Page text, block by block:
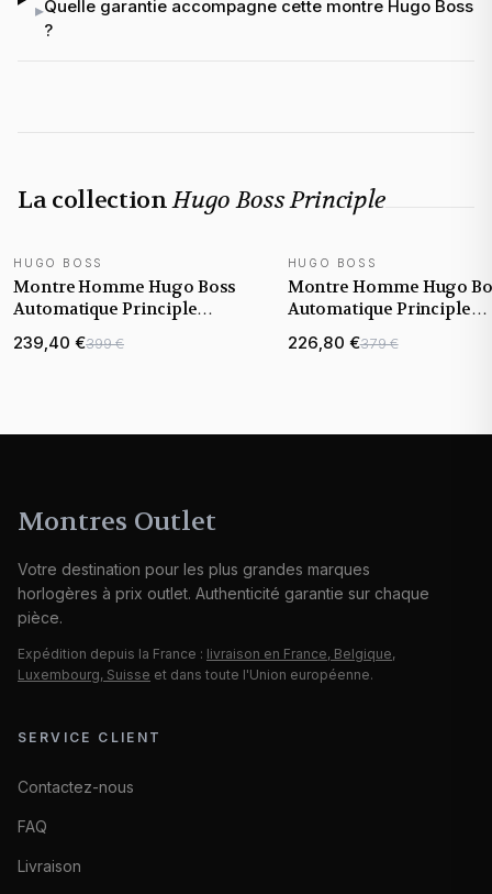
▸Quelle garantie accompagne cette montre Hugo Boss
?
La collectionHugo Boss Principle
NOUVEAUTÉ
HUGO BOSS
Montre Homme Hugo Boss
Automatique Principle
bracelet maille milanaise
239,40 €399 €
NOUVEAUTÉ
HUGO BOSS
Montre Homme Hugo
Automatique Principle
bracelet maillons acier
226,80 €379 €
Montres Outlet
Votre destination pour les plus grandes marques
horlogères à prix outlet. Authenticité garantie sur chaque
pièce.
Expédition depuis la France : livraison en France, Belgique,
Luxembourg, Suisse et dans toute l'Union européenne.
SERVICE CLIENT
Contactez-nous
FAQ
Livraison